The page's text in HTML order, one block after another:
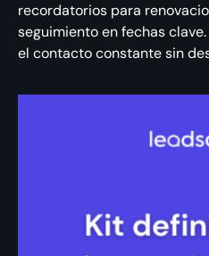
recordatorios para
seguimiento en fechas
el contacto constante sin